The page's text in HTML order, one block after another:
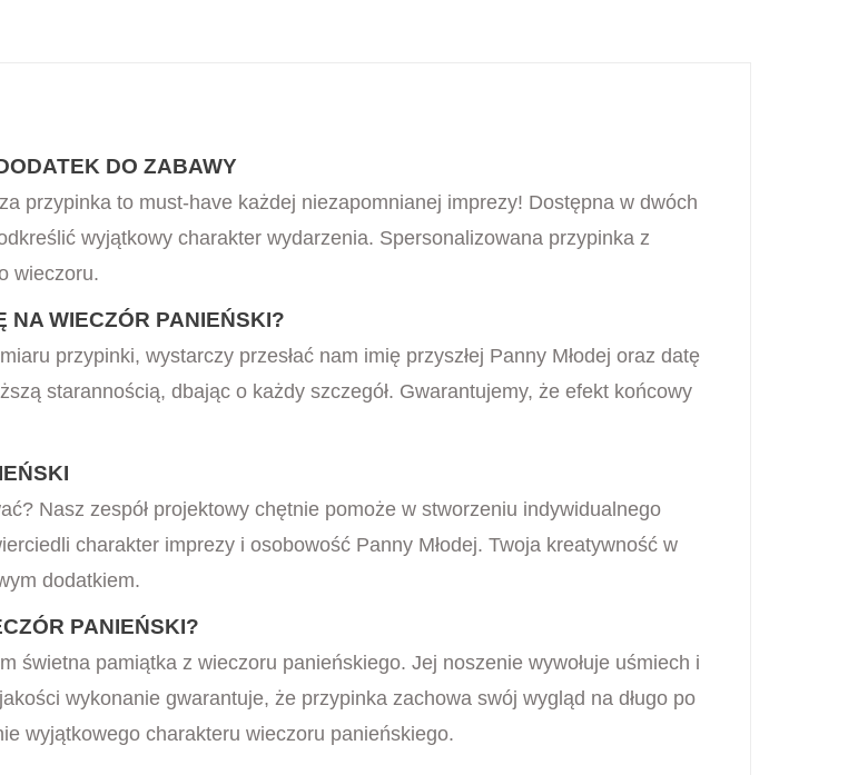
DO ZABAWY
przypinka to must-have każdej niezapomnianej imprezy! Dostępna w dwóch
wyjątkowy charakter wydarzenia. Spersonalizowana przypinka z
wieczoru.
NA WIECZÓR PANIEŃSKI?
przypinki, wystarczy przesłać nam imię przyszłej Panny Młodej oraz datę
starannością, dbając o każdy szczegół. Gwarantujemy, że efekt końcowy
Nasz zespół projektowy chętnie pomoże w stworzeniu indywidualnego
charakter imprezy i osobowość Panny Młodej. Twoja kreatywność w
dodatkiem.
PANIEŃSKI?
świetna pamiątka z wieczoru panieńskiego. Jej noszenie wywołuje uśmiech i
wykonanie gwarantuje, że przypinka zachowa swój wygląd na długo po
wyjątkowego charakteru wieczoru panieńskiego.